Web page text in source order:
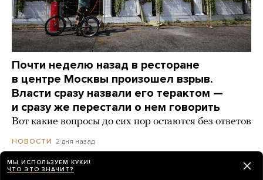
Почти неделю назад в ресторане
в центре Москвы произошел взрыв.
Власти сразу назвали его терактом —
и сразу же перестали о нем говорить
Вот какие вопросы до сих пор остаются без ответов
НОВОСТИ 2 дня назад
Путин поговорил с полковником ВДВ,
МЫ ИСПОЛЬЗУЕМ КУКИ!
ЧТО ЭТО ЗНАЧИТ?